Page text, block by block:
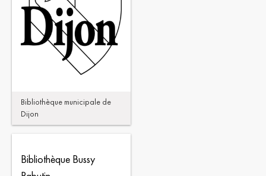
Bibliothèque municipale de
Dijon
Bibliothèque Bussy